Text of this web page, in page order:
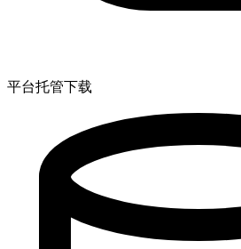
平台托管下载